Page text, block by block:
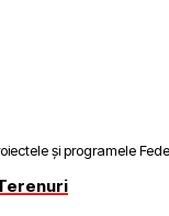
și programele